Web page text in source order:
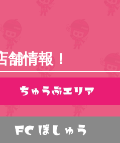
情報！